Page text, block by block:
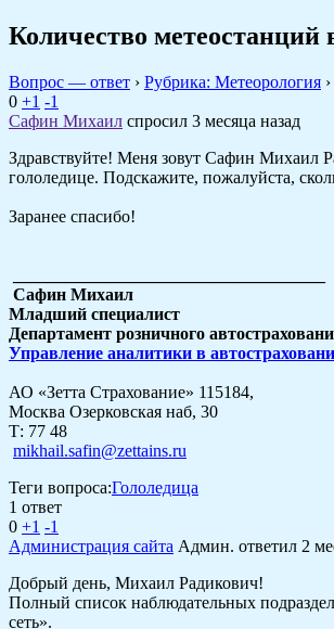
Количество метеостанций
Вопрос — ответ › Рубрика: Метеорология ›
0 +1 -1
Сафин Михаил спросил 3 месяца назад
Здравствуйте! Меня зовут Сафин Михаил
гололедице. Подскажите, пожалуйста,
Заранее спасибо!
Сафин Михаил
Младший специалист
Департамент розничного
Управление аналитики в
АО «Зетта Страхование» 115184,
Москва Озерковская наб, 30
Т: 77 48
mikhail.safin@zettains.ru
Теги вопроса:Гололедица
1 ответ
0 +1 -1
Администрация сайта Админ. ответил 2
Добрый день, Михаил Радикович!
Полный список наблюдательных
сеть».